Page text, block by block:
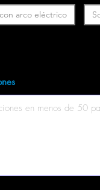
arco eléctrico